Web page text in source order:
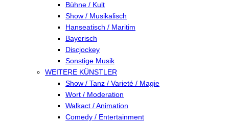
Bühne / Kult
Show / Musikalisch
Hanseatisch / Maritim
Bayerisch
Discjockey
Sonstige Musik
WEITERE KÜNSTLER
Show / Tanz / Varieté / Magie
Wort / Moderation
Walkact / Animation
Comedy / Entertainment